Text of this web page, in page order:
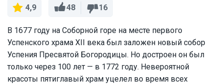
4,9 48 16
В 1677 году на Соборной горе на месте первого
Успенского храма XII века был заложен новый собор
Успения Пресвятой Богородицы. Но достроен он был
только через 100 лет — в 1772 году. Невероятной
красоты пятиглавый храм уцелел во время всех